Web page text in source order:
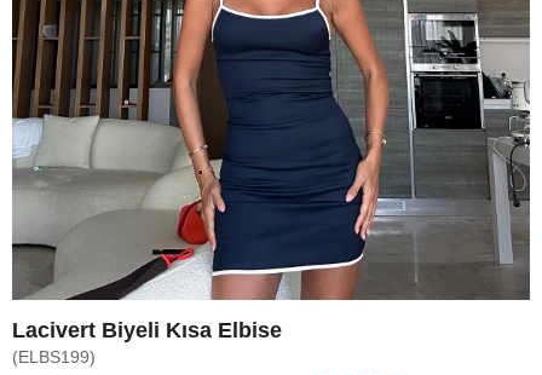
Lacivert Biyeli Kısa Elbise
(ELBS199)